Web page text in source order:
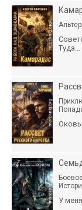
Туда...
У